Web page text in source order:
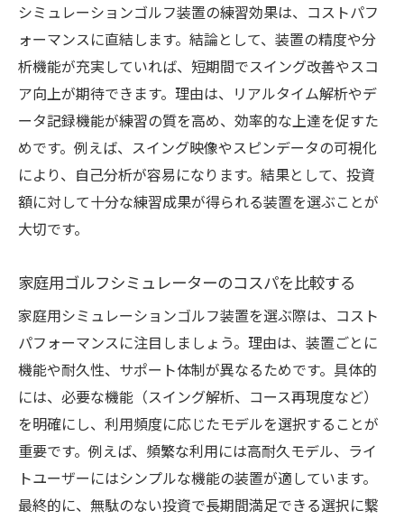
シミュレーションゴルフ装置の練習効果は、コストパフ
ォーマンスに直結します。結論として、装置の精度や分
析機能が充実していれば、短期間でスイング改善やスコ
ア向上が期待できます。理由は、リアルタイム解析やデ
ータ記録機能が練習の質を高め、効率的な上達を促すた
めです。例えば、スイング映像やスピンデータの可視化
により、自己分析が容易になります。結果として、投資
額に対して十分な練習成果が得られる装置を選ぶことが
大切です。
家庭用ゴルフシミュレーターのコスパを比較する
家庭用シミュレーションゴルフ装置を選ぶ際は、コスト
パフォーマンスに注目しましょう。理由は、装置ごとに
機能や耐久性、サポート体制が異なるためです。具体的
には、必要な機能（スイング解析、コース再現度など）
を明確にし、利用頻度に応じたモデルを選択することが
重要です。例えば、頻繁な利用には高耐久モデル、ライ
トユーザーにはシンプルな機能の装置が適しています。
最終的に、無駄のない投資で長期間満足できる選択に繋